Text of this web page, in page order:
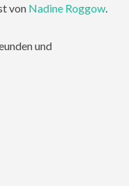
von Nadine Roggow.
und